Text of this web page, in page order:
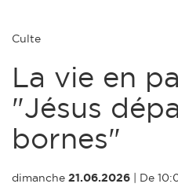
Culte
La vie en
"Jésus
bornes"
dimanche 21.06.2026
De